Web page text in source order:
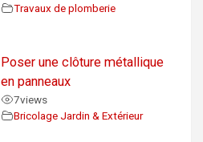
Travaux de plomberie
Poser une clôture métallique
en panneaux
7views
Bricolage Jardin & Extérieur